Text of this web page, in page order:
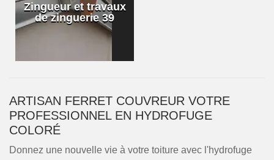
Zingueur et travaux
de zinguerie 39
ARTISAN FERRET COUVREUR VOTRE
PROFESSIONNEL EN HYDROFUGE
COLORÉ
Donnez une nouvelle vie à votre toiture avec l'hydrofuge